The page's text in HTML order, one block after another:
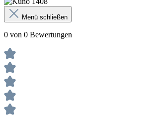
Menü schließen
0 von 0 Bewertungen